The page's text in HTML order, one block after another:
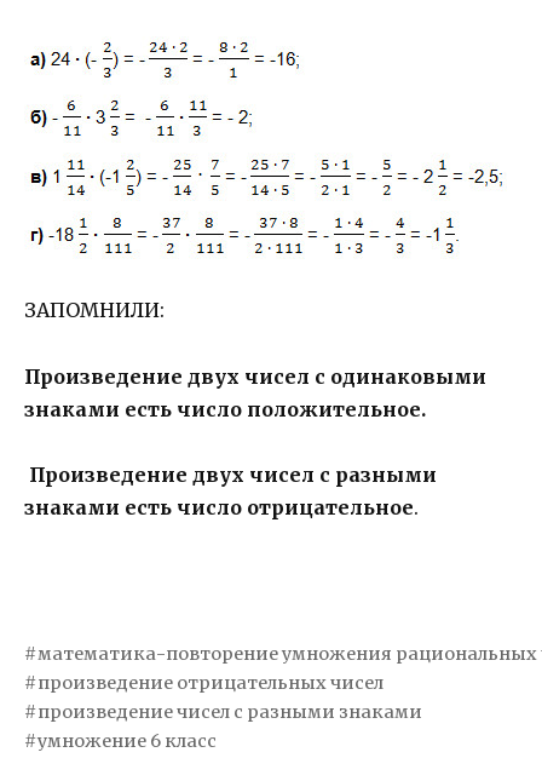
ЗАПОМНИЛИ:
Произведение двух чисел с одинаковыми
знаками есть число положительное.
Произведение двух чисел с разными
знаками есть число отрицательное.
математика-повторение умножения рациональных
произведение отрицательных чисел
произведение чисел с разными знаками
умножение 6 класс